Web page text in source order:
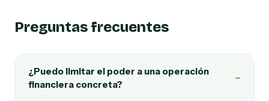
Preguntas frecuentes
¿Puedo limitar el poder a una operación
financiera concreta?
−